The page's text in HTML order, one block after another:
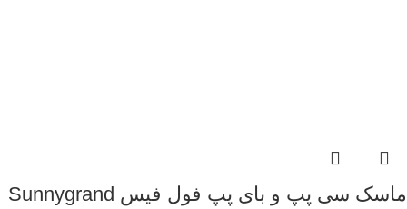
ماسک سی پپ و بای پپ فول فیس Sunnygrand